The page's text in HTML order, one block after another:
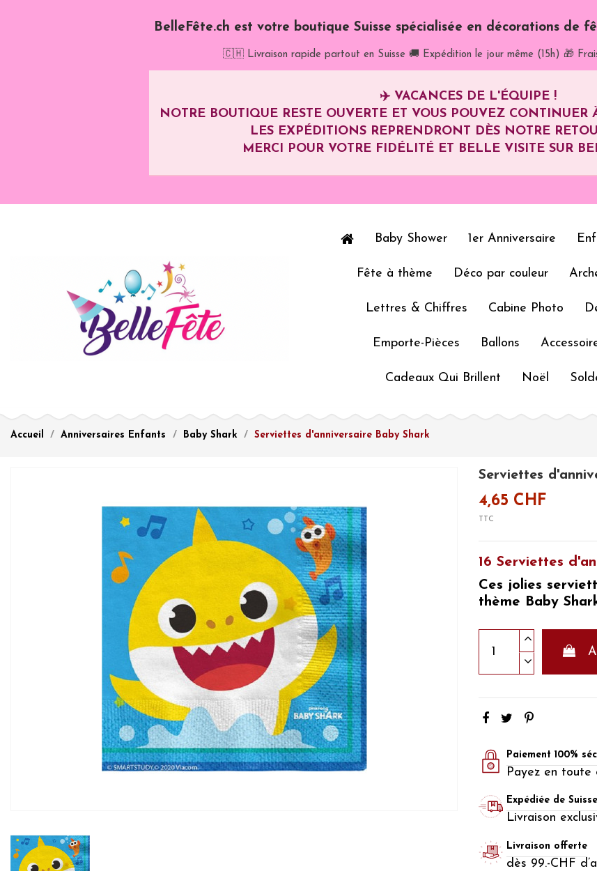
BelleFête.ch est votre boutique Suisse spécialisée en décorations de
🇨🇭 Livraison rapide partout en Suisse 🚚 Expédition le jour même (15h) 🎁
✈️ VACANCES DE L'ÉQUIPE !
NOTRE BOUTIQUE RESTE OUVERTE ET VOUS POUVEZ CONTINUER
LES EXPÉDITIONS REPRENDRONT DÈS NOTRE
MERCI POUR VOTRE FIDÉLITÉ ET BELLE VISITE SUR
Baby Shower 1er Anniversaire
Fête à thème Déco par couleur
Lettres & Chiffres Cabine Photo
Emporte-Pièces Ballons
Cadeaux Qui Brillent Noël
Accueil Anniversaires Enfants Baby Shark Serviettes d'anniversaire Baby Shark
Serviettes
4,65 CHF
TTC
16 Serviettes
Ces jolies
thème Baby
Paiement 100%
Payez en toute
Expédiée de Suisse
Livraison
Livraison offerte
dès 99.-CHF